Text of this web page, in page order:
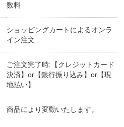
数料
ショッピングカートによるオンラ
イン注文
ご注文完了時:【クレジットカード
決済】or【銀行振り込み】or【現
地払い】
商品により変動いたします。